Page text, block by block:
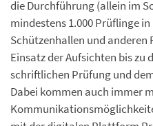
die Durchführung (allein im
mindestens 1.000 Prüflinge
Schützenhallen und
Einsatz der Aufsichten bis zu
schriftlichen Prüfung und
Dabei kommen auch immer